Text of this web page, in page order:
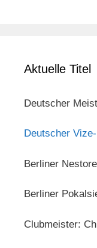
Aktuelle Titel
Deutscher
Deutscher
Berliner
Berliner
Clubmeister: